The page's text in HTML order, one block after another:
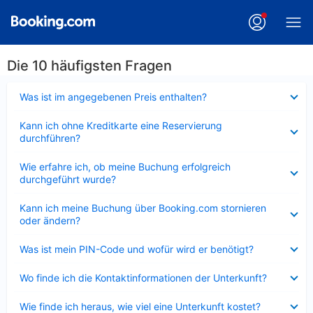
Die 10 häufigsten Fragen
Was ist im angegebenen Preis enthalten?
Kann ich ohne Kreditkarte eine Reservierung
durchführen?
Wie erfahre ich, ob meine Buchung erfolgreich
durchgeführt wurde?
Kann ich meine Buchung über Booking.com stornieren
oder ändern?
Was ist mein PIN-Code und wofür wird er benötigt?
Wo finde ich die Kontaktinformationen der Unterkunft?
Wie finde ich heraus, wie viel eine Unterkunft kostet?